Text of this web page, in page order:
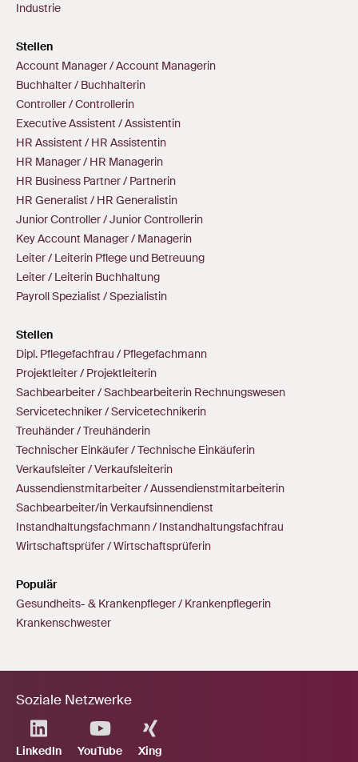
Industrie
Stellen
Account Manager / Account Managerin
Buchhalter / Buchhalterin
Controller / Controllerin
Executive Assistent / Assistentin
HR Assistent / HR Assistentin
HR Manager / HR Managerin
HR Business Partner / Partnerin
HR Generalist / HR Generalistin
Junior Controller / Junior Controllerin
Key Account Manager / Managerin
Leiter / Leiterin Pflege und Betreuung
Leiter / Leiterin Buchhaltung
Payroll Spezialist / Spezialistin
Stellen
Dipl. Pflegefachfrau / Pflegefachmann
Projektleiter / Projektleiterin
Sachbearbeiter / Sachbearbeiterin Rechnungswesen
Servicetechniker / Servicetechnikerin
Treuhänder / Treuhänderin
Technischer Einkäufer / Technische Einkäuferin
Verkaufsleiter / Verkaufsleiterin
Aussendienstmitarbeiter / Aussendienstmitarbeiterin
Sachbearbeiter/in Verkaufsinnendienst
Instandhaltungsfachmann / Instandhaltungsfachfrau
Wirtschaftsprüfer / Wirtschaftsprüferin
Populär
Gesundheits- & Krankenpfleger / Krankenpflegerin
Krankenschwester
Soziale Netzwerke
LinkedIn YouTube Xing